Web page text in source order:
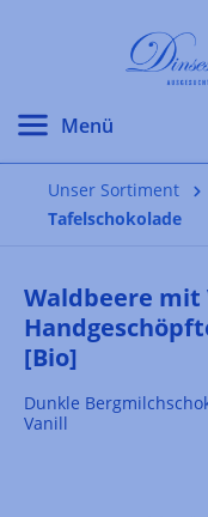
Unser Sortiment
Tafelschokolade
Waldbeere mit
[Bio]
Dunkle
Vanill